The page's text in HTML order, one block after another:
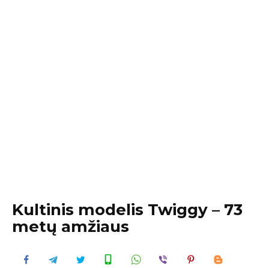
Kultinis modelis Twiggy – 73
metų amžiaus